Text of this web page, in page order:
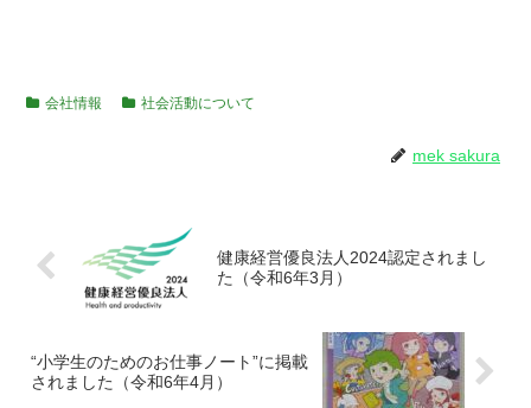
会社情報 社会活動について
mek sakura
健康経営優良法人2024認定されまし
た（令和6年3月）
“小学生のためのお仕事ノート”に掲載
されました（令和6年4月）